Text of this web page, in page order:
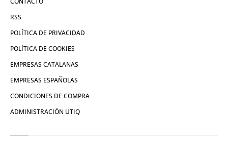
RSS
POLÍTICA DE PRIVACIDAD
POLÍTICA DE COOKIES
EMPRESAS CATALANAS
EMPRESAS ESPAÑOLAS
CONDICIONES DE COMPRA
ADMINISTRACIÓN UTIQ